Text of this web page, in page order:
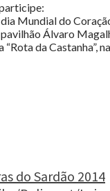
Mundial do
Álvaro
“Rota da
do Sardão 2014